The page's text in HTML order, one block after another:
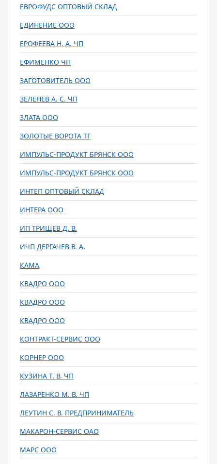
ЕВРОФУДС ОПТОВЫЙ СКЛАД
ЕДИНЕНИЕ ООО
ЕРОФЕЕВА Н. А. ЧП
ЕФИМЕНКО ЧП
ЗАГОТОВИТЕЛЬ ООО
ЗЕЛЕНЕВ А. С. ЧП
ЗЛАТА ООО
ЗОЛОТЫЕ ВОРОТА ТГ
ИМПУЛЬС-ПРОДУКТ БРЯНСК ООО
ИМПУЛЬС-ПРОДУКТ БРЯНСК ООО
ИНТЕП ОПТОВЫЙ СКЛАД
ИНТЕРА ООО
ИП ТРИЩЕВ Д. В.
ИЧП ДЕРГАЧЕВ В. А.
КАМА
КВАДРО ООО
КВАДРО ООО
КВАДРО ООО
КОНТРАКТ-СЕРВИС ООО
КОРНЕР ООО
КУЗИНА Т. В. ЧП
ЛАЗАРЕНКО М. В. ЧП
ЛЕУТИН С. В. ПРЕДПРИНИМАТЕЛЬ
МАКАРОН-СЕРВИС ОАО
МАРС ООО